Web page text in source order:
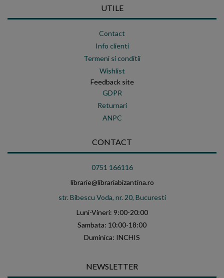
UTILE
Contact
Info clienti
Termeni si conditii
Wishlist
Feedback site
GDPR
Returnari
ANPC
CONTACT
0751 166116
librarie@librariabizantina.ro
str. Bibescu Voda, nr. 20, Bucuresti
Luni-Vineri: 9:00-20:00
Sambata: 10:00-18:00
Duminica: INCHIS
NEWSLETTER